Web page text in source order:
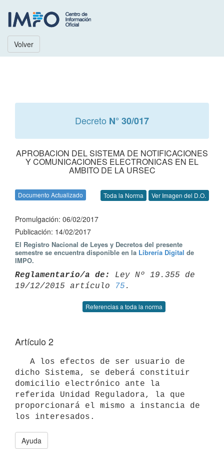
Volver
Decreto N° 30/017
APROBACION DEL SISTEMA DE NOTIFICACIONES
Y COMUNICACIONES ELECTRONICAS EN EL
AMBITO DE LA URSEC
Documento Actualizado Toda la Norma Ver Imagen del D.O.
Promulgación: 06/02/2017
Publicación: 14/02/2017
El Registro Nacional de Leyes y Decretos del presente
semestre se encuentra disponible en la Librería Digital de
IMPO.
Reglamentario/a de:
Ley Nº 19.355 de
19/12/2015 artículo
75
Referencias a toda la norma
Artículo 2
dicho Sistema, se deberá constituir
domicilio electrónico ante la
referida Unidad Reguladora, la que
proporcionará el mismo a instancia de
Ayuda